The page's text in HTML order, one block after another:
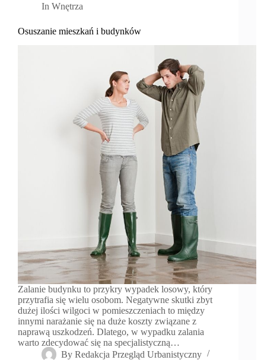
In Wnętrza
Osuszanie mieszkań i budynków
Zalanie budynku to przykry wypadek losowy, który
przytrafia się wielu osobom. Negatywne skutki zbyt
dużej ilości wilgoci w pomieszczeniach to między
innymi narażanie się na duże koszty związane z
naprawą uszkodzeń. Dlatego, w wypadku zalania
warto zdecydować się na specjalistyczną…
By Redakcja Przegląd Urbanistyczny